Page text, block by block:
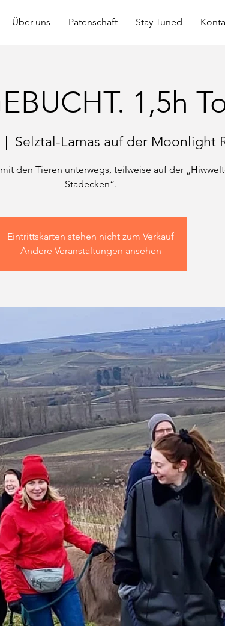
Über uns Patenschaft Stay Tuned
1,5h
|
Selztal-Lamas auf der Moonlight
den Tieren unterwegs, teilweise auf der
Eintrittskarten stehen nicht zum Verkauf
Andere Veranstaltungen ansehen